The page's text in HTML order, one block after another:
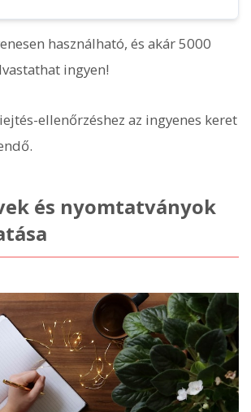
használható, és akár 5000
ingyen!
ellenőrzéshez az ingyenes keret
és nyomtatványok